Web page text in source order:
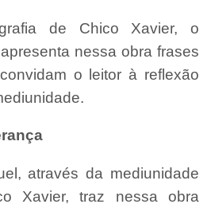
de Chico Xavier, o
nessa obra frases
o leitor à reflexão
através da mediunidade
Xavier, traz nessa obra